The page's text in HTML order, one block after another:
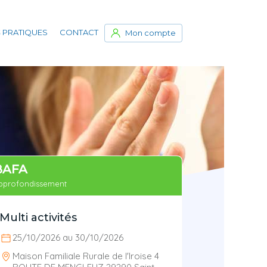
PRATIQUES CONTACT Mon compte
Multi activités
25/10/2026 au 30/10/2026
Maison Familiale Rurale de l'Iroise 4